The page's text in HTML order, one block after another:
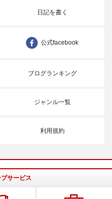
日記を書く
公式facebook
ブログランキング
ジャンル一覧
利用規約
サービス